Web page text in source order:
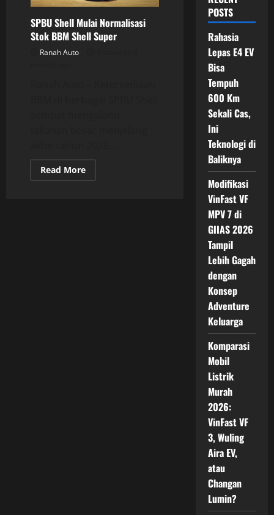
SPBU Shell Mulai Normalisasi
Stok BBM Shell Super
Ranah Auto
Read MoreRead
more
POSTS
Rahasia
Lepas E4 EV
Bisa
Tempuh
600 Km
Sekali Cas,
Ini
Teknologi di
Baliknya
Modifikasi
VinFast VF
MPV 7 di
GIIAS 2026
Tampil
Lebih Gagah
dengan
Konsep
Adventure
Keluarga
Komparasi
Mobil
Listrik
Murah
2026:
VinFast VF
3, Wuling
Aira EV,
atau
Changan
Lumin?